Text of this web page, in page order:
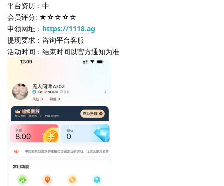
平台资历：中
会员评分: ★☆☆☆☆
申领网址： https://1118.ag
提现要求：咨询平台客服
活动时间：结束时间以官方通知为准